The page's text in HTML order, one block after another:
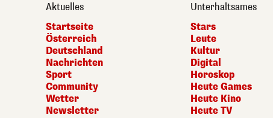
Aktuelles
Startseite
Österreich
Deutschland
Nachrichten
Sport
Community
Wetter
Newsletter
Unterhaltsames
Stars
Leute
Kultur
Digital
Horoskop
Heute Games
Heute Kino
Heute TV